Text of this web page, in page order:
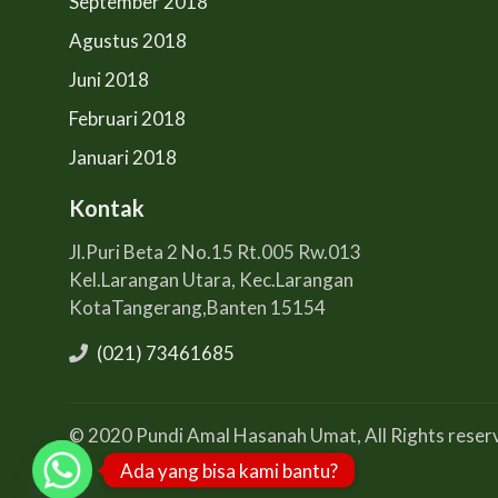
Agustus 2018
Juni 2018
Februari 2018
Januari 2018
Kontak
Jl.Puri Beta 2 No.15 Rt.005 Rw.013
Kel.Larangan Utara, Kec.Larangan
KotaTangerang,Banten 15154
(021) 73461685
© 2020 Pundi Amal Hasanah Umat, All Rights
Ada yang bisa kami bantu?